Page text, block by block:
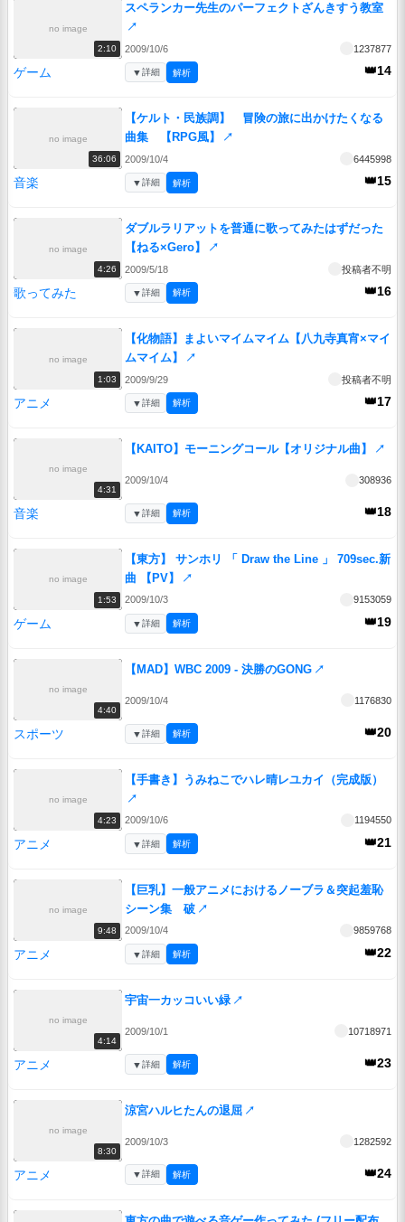
no image
2:10
スペランカー先生のパーフェクトざんきすう教室
↗
2009/10/6 1237877
ゲーム 👑14
▼詳細 解析
no image
36:06
【ケルト・民族調】 冒険の旅に出かけたくなる
曲集 【RPG風】
↗
2009/10/4 6445998
音楽 👑15
▼詳細 解析
no image
4:26
ダブルラリアットを普通に歌ってみたはずだった
【ねる×Gero】
↗
2009/5/18 投稿者不明
歌ってみた 👑16
▼詳細 解析
no image
1:03
【化物語】まよいマイムマイム【八九寺真宵×マイ
ムマイム】
↗
2009/9/29 投稿者不明
アニメ 👑17
▼詳細 解析
no image
4:31
【KAITO】モーニングコール【オリジナル曲】 ↗
2009/10/4 308936
音楽 👑18
▼詳細 解析
no image
1:53
【東方】 サンホリ 「 Draw the Line 」 709sec.新
曲 【PV】
↗
2009/10/3 9153059
ゲーム 👑19
▼詳細 解析
no image
4:40
【MAD】WBC 2009 - 決勝のGONG ↗
2009/10/4 1176830
スポーツ 👑20
▼詳細 解析
no image
4:23
【手書き】うみねこでハレ晴レユカイ（完成版）
↗
2009/10/6 1194550
アニメ 👑21
▼詳細 解析
no image
9:48
【巨乳】一般アニメにおけるノーブラ＆突起羞恥
シーン集 破 ↗
2009/10/4 9859768
アニメ 👑22
▼詳細 解析
no image
4:14
宇宙一カッコいい緑 ↗
2009/10/1 10718971
アニメ 👑23
▼詳細 解析
no image
8:30
涼宮ハルヒたんの退屈 ↗
2009/10/3 1282592
アニメ 👑24
▼詳細 解析